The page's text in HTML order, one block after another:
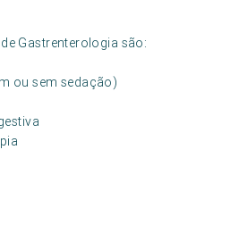
Gastrenterologia são:
ou sem sedação)